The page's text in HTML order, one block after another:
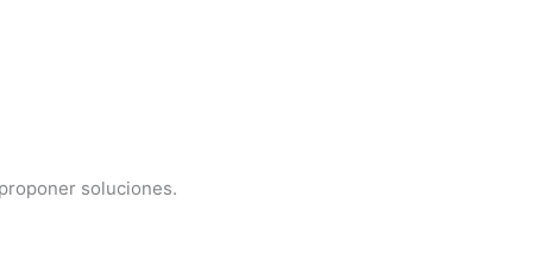
soluciones.